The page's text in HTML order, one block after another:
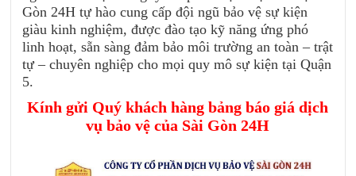
Gòn 24H tự hào cung cấp đội ngũ bảo vệ sự kiện
giàu kinh nghiệm, được đào tạo kỹ năng ứng phó
linh hoạt, sẵn sàng đảm bảo môi trường an toàn – trật
tự – chuyên nghiệp cho mọi quy mô sự kiện tại Quận
5.
Kính gửi Quý khách hàng bảng báo giá dịch
vụ bảo vệ của Sài Gòn 24H